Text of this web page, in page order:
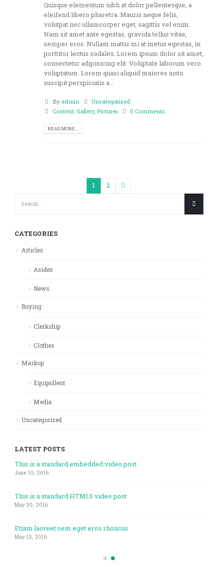
Quisque elementum nibh at dolor pellentesque, a
eleifend libero pharetra. Mauris neque felis,
volutpat nec ullamcorper eget, sagittis vel enim.
Nam sit amet ante egestas, gravida tellus vitae,
semper eros. Nullam mattis mi at metus egestas, in
porttitor lectus sodales. Lorem ipsum dolor sit amet,
consectetur adipisicing elit. Voluptate laborum vero
voluptatum. Lorem quasi aliquid maiores iusto
suscipit perspiciatis a...
By admin
Uncategorized
Content, Gallery, Pictures 0 Comments
READ MORE...
1 2
CATEGORIES
Articles
Asides
News
Buying
Clerkship
Clothes
Markup
Equipollent
Media
Uncategorized
LATEST POSTS
This is a standard embedded video post
June 10, 2016
This is a standard HTML5 video post
May 30, 2016
Etiam laoreet sem eget eros rhoncus
May 13, 2016